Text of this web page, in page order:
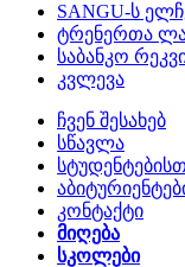
SANGU-ს
ტრენერთა
საბანკო
კვლევა
ჩვენ შესახებ
სწავლა
კონტაქტი
მიღება
სკოლები